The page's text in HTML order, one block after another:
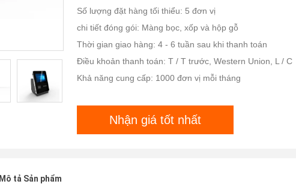
Số lượng đặt hàng tối thiểu: 5 đơn vị
chi tiết đóng gói: Màng bọc, xốp và hộp gỗ
Thời gian giao hàng: 4 - 6 tuần sau khi thanh toán
Điều khoản thanh toán: T / T trước, Western Union, L / C
Khả năng cung cấp: 1000 đơn vị mỗi tháng
Nhận giá tốt nhất
Mô tả Sản phẩm